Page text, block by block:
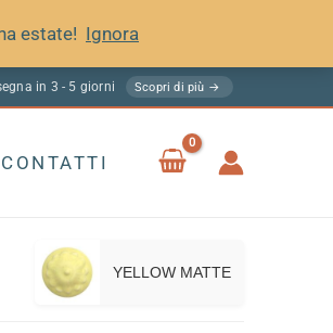
estate! Ignora
in 3 - 5 giorni Scopri di più →
CONTATTI
YELLOW MATTE